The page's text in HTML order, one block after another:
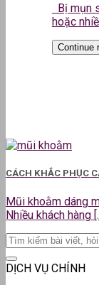
Bị mụn
hoặc
Continue
CÁCH KHẮC PHỤC
Mũi khoằm dáng
Nhiều khách hàng
DỊCH VỤ CHÍNH